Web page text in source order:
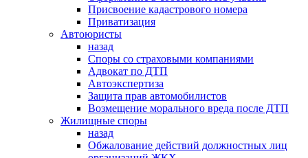
Присвоение кадастрового номера
Приватизация
Автоюристы
назад
Споры со страховыми компаниями
Адвокат по ДТП
Автоэкспертиза
Защита прав автомобилистов
Возмещение морального вреда после ДТП
Жилищные споры
назад
Обжалование действий должностных лиц